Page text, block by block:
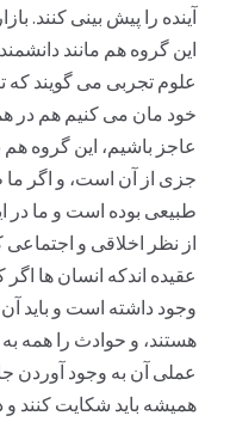
آینده را پیش بینی کنند.
این گروه هم مانند
علوم تجربی می گویند که
خود مان می کنیم هم در
عاجز باشیم، این گروه
جزی از آن است، و اگر ما
طبیعی بوده است و ما در
از نظر اخلاقی و
عقیده اندکه انسان ها
وجود داشته است و باید
هستند، و حوادث را همه
عملی آن به وجود آوردن
همیشه باید شکایت کنند